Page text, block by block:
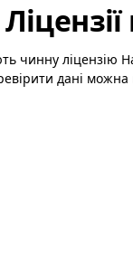
чинну ліцензію
дані можна